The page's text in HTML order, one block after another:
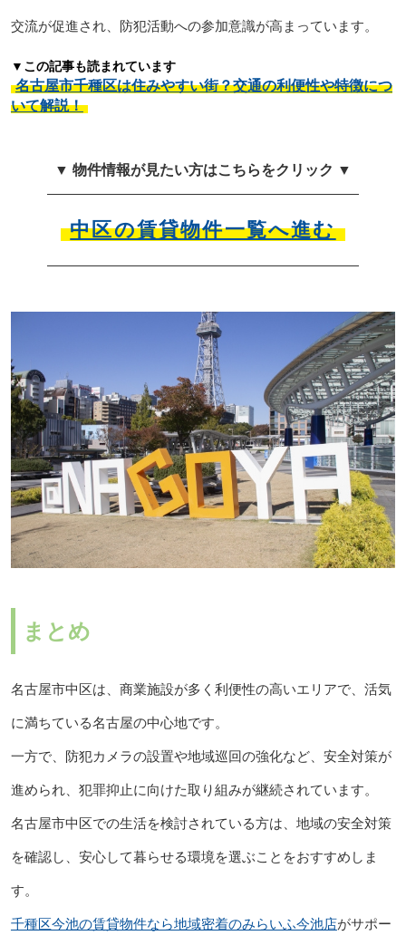
交流が促進され、防犯活動への参加意識が高まっています。
▼この記事も読まれています
名古屋市千種区は住みやすい街？交通の利便性や特徴につ
いて解説！
▼ 物件情報が見たい方はこちらをクリック ▼
中区の賃貸物件一覧へ進む
まとめ
名古屋市中区は、商業施設が多く利便性の高いエリアで、活気
に満ちている名古屋の中心地です。
一方で、防犯カメラの設置や地域巡回の強化など、安全対策が
進められ、犯罪抑止に向けた取り組みが継続されています。
名古屋市中区での生活を検討されている方は、地域の安全対策
を確認し、安心して暮らせる環境を選ぶことをおすすめしま
す。
千種区今池の賃貸物件なら地域密着のみらいふ今池店がサポー